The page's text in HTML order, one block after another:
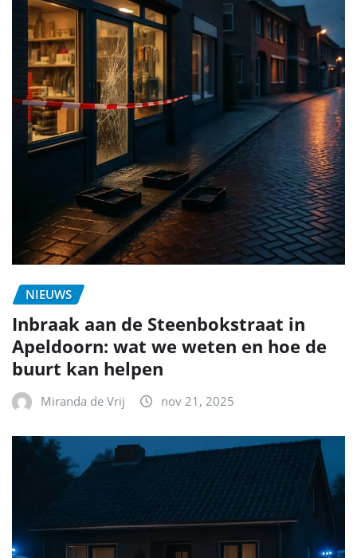
NIEUWS
Inbraak aan de Steenbokstraat in
Apeldoorn: wat we weten en hoe de
buurt kan helpen
Miranda de Vrij nov 21, 2025